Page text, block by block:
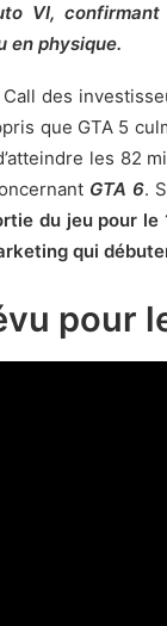
VI,
en physique.
des
que GTA 5
les 82
GTA 6.
du jeu pour le
qui
pour